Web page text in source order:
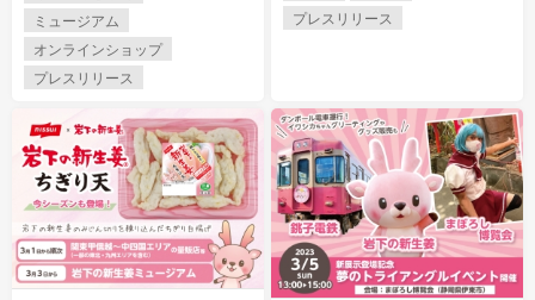
ミュージアム
オンラインショップ
プレスリリース
プレスリリース